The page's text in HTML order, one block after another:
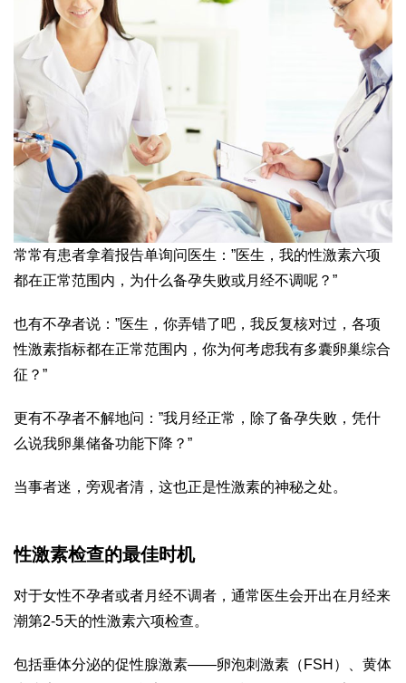
常常有患者拿着报告单询问医生：”医生，我的性激素六项
都在正常范围内，为什么备孕失败或月经不调呢？”
也有不孕者说：”医生，你弄错了吧，我反复核对过，各项
性激素指标都在正常范围内，你为何考虑我有多囊卵巢综合
征？”
更有不孕者不解地问：”我月经正常，除了备孕失败，凭什
么说我卵巢储备功能下降？”
当事者迷，旁观者清，这也正是性激素的神秘之处。
性激素检查的最佳时机
对于女性不孕者或者月经不调者，通常医生会开出在月经来
潮第2-5天的性激素六项检查。
包括垂体分泌的促性腺激素——卵泡刺激素（FSH）、黄体